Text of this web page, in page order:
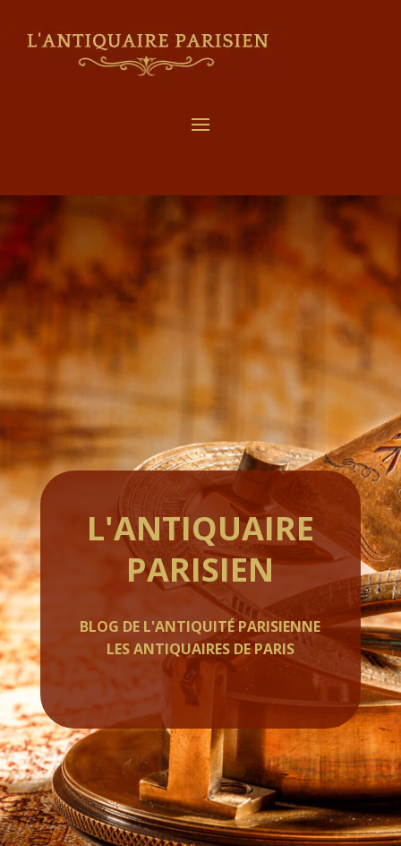
L'ANTIQUAIRE
PARISIEN
BLOG DE L'ANTIQUITÉ PARISIENNE
LES ANTIQUAIRES DE PARIS